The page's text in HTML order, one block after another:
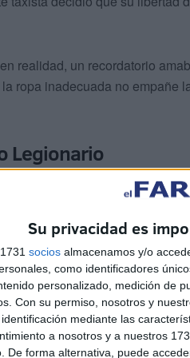
Su privacidad es
socios almacenamos y/o
como identificadores
personalizado, medición de
Con su permiso, nosotros y
mediante las
a nosotros y a nuestros
De forma alternativa, puede
realidad, un recordatorio
ropa inadecuada no empañe
Legionario
los artículos 44 y
fue castigada por 70 euros sin